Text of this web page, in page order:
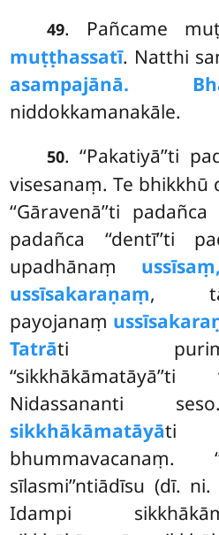
49. Pañcame
muṭṭhassatī. Natthi
asampajānā.
niddokkamanakāle.
50. ‘‘Pakatiyā’’ti
visesanaṃ. Te
‘‘Gāravenā’’ti padañca
padañca ‘‘dentī’’ti
upadhānaṃ ussīsaṃ,
ussīsakaraṇaṃ,
payojanaṃ
Tatrāti
Nidassananti
sikkhākāmatāyāti
bhummavacanaṃ.
sīlasmi’’ntiādīsu (dī.
Idampi